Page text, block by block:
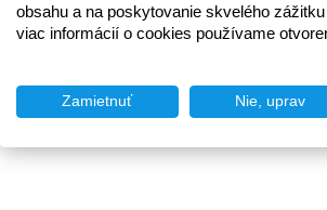
obsahu a na poskytovanie skvelého
viac informácií o cookies používame
Zamietnuť Nie, uprav